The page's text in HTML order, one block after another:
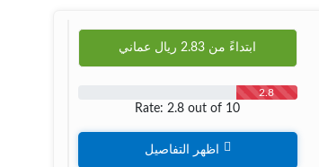
ابتداءً من 2.83 ريال عماني
2.8
Rate: 2.8 out of 10
اظهر التفاصيل